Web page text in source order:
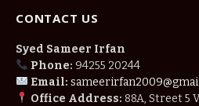
CONTACT US
Syed Sameer Irfan
Phone: 94255 20244
Email:
Office Address: 88A, Street 5